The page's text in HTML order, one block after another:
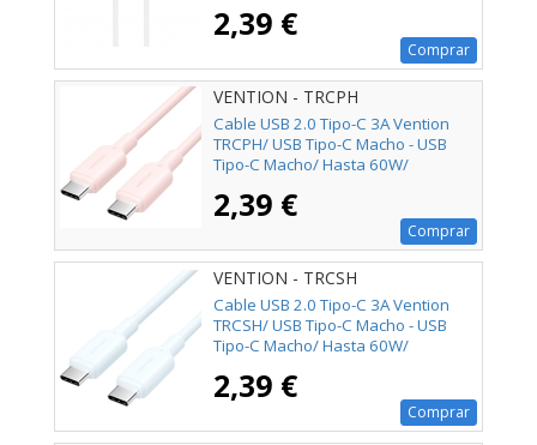
2,39 €
Comprar
VENTION - TRCPH
Cable USB 2.0 Tipo-C 3A Vention
TRCPH/ USB Tipo-C Macho - USB
Tipo-C Macho/ Hasta 60W/
2,39 €
Comprar
VENTION - TRCSH
Cable USB 2.0 Tipo-C 3A Vention
TRCSH/ USB Tipo-C Macho - USB
Tipo-C Macho/ Hasta 60W/
2,39 €
Comprar